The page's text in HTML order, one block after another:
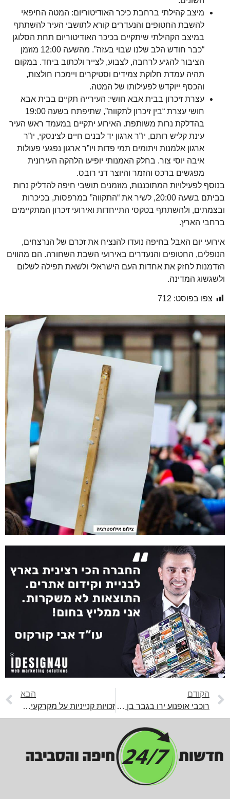
מיצב קהילתי ברחבת כיכר האודיטוריום: המטה החיפאי
להשבת החטופים והנעדרים קורא לתושבי העיר להשתתף
במיצב הקהילתי שיתקיים בכיכר האודיטוריום תחת הסלוגן
“כבר חודש הלב שלנו שבוי בעזה”. מהשעה 12:00 מוזמן
הציבור להגיע לרחבה, לצבוע, לצייר ולכתוב ביחד. במקום
תהיה עמדת חלוקת צמידים וסטיקרים ויימכרו חולצות,
והכסף ייוקדש לפעילותו של המטה.
עצרת זיכרון בבית אבא חושי: העירייה תקיים בבית אבא
חושי עצרת “בין זיכרון לתקווה”, שתיפתח בשעה 19:00
בהדלקת נרות משותפת. האירוע יתקיים במעמד ראש העיר
עינת קליש רותם, יו”ר ארגון יד לבנים חיים לצינסקי, יו”ר
ארגון אלמנות ויתומים תמי פדות ויו”ר ארגון נפגעי פעולות
איבה יוסי צור. בחלק האמנותי יופיעו הלהקה העירונית
מפגשים ברכס והזמר והיוצר דני רובס.
בנוסף לפעילויות המתוכננות, מוזמנים תושבי חיפה להדליק נרות
בביתם בשעה 20:00, לשיר את “התקווה” במרפסות, בכיכרות
ובצמתים, ולהשתתף בטקסי התייחדות ואירועי זיכרון המתקיימים
ברחבי הארץ.
אירועי יום האבל בחיפה נועדו להנציח את זכרם של הנרצחים,
הנופלים, החטופים והנעדרים באירועי השבת השחורה. הם מהווים
הזדמנות לחזק את אחדות העם הישראלי ולשאת תפילה לשלום
ולשגשוג המדינה.
צפו בפוסט: 712
הקודם
רוכבי אופנוע ירו בגבר בן 45, שנפצע אנושות ובהמשך נקבע מותו. המשטרה פתחה בחקירה
הבא
זכויות קנייניות על מקרקעין בחיפה: פרצלציה, רישום טאבו ומושע